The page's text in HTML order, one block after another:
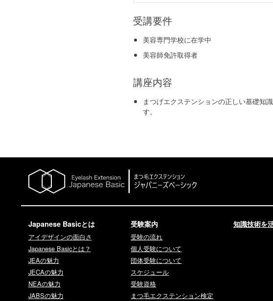
受講要件
美容専門学校に在学中
美容師免許取得者
講座内容
まつげエクステンションの正しい基礎知
す。
Japanese Basicとは
アイデザインの面白さ
Japanese Basicとは？
JEAの魅力
JECAの魅力
NEAの魅力
JABSの魅力
受験案内
受験の流れ
個人受験について
団体受験について
スケジュール
受験資格
まつ毛エクステンション検定
知識技術を